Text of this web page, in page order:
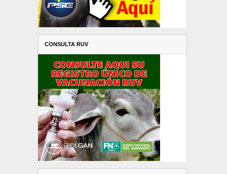
CONSULTA RUV